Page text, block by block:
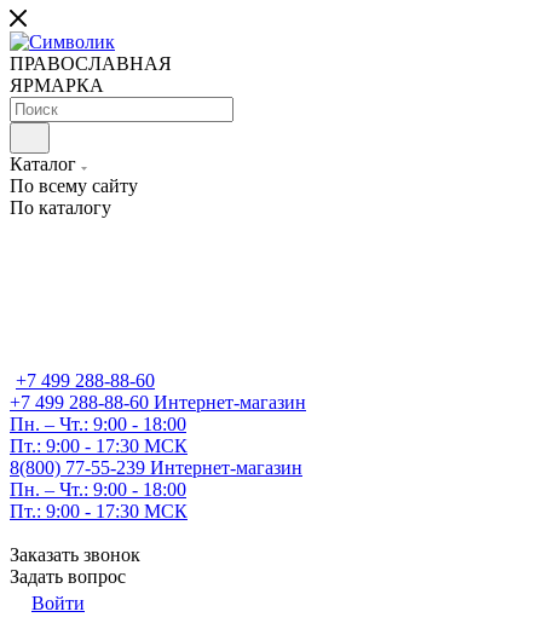
ПРАВОСЛАВНАЯ
ЯРМАРКА
Каталог
По всему сайту
По каталогу
+7 499 288-88-60
+7 499 288-88-60 Интернет-магазин
Пн. – Чт.: 9:00 - 18:00
Пт.: 9:00 - 17:30 МСК
8(800) 77-55-239 Интернет-магазин
Пн. – Чт.: 9:00 - 18:00
Пт.: 9:00 - 17:30 МСК
Заказать звонок
Задать вопрос
Войти